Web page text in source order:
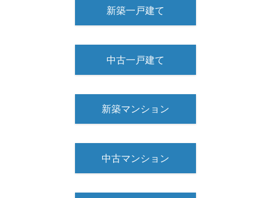
新築一戸建て
中古一戸建て
新築マンション
中古マンション